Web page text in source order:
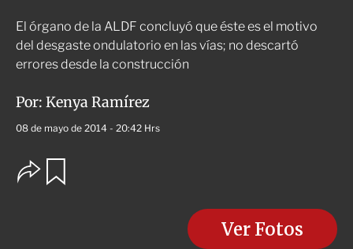
El órgano de la ALDF concluyó que éste es el motivo
del desgaste ondulatorio en las vías; no descartó
errores desde la construcción
Por: Kenya Ramírez
08 de mayo de 2014 - 20:42 Hrs
O
p
Ver Fotos